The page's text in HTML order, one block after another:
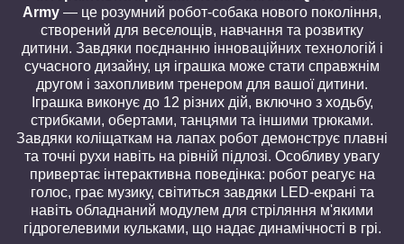
Army — це розумний робот-собака нового покоління,
створений для веселощів, навчання та розвитку
дитини. Завдяки поєднанню інноваційних технологій і
сучасного дизайну, ця іграшка може стати справжнім
другом і захопливим тренером для вашої дитини.
Іграшка виконує до 12 різних дій, включно з ходьбу,
стрибками, обертами, танцями та іншими трюками.
Завдяки коліщаткам на лапах робот демонструє плавні
та точні рухи навіть на рівній підлозі. Особливу увагу
привертає інтерактивна поведінка: робот реагує на
голос, грає музику, світиться завдяки LED-екрані та
навіть обладнаний модулем для стріляння м'якими
гідрогелевими кульками, що надає динамічності в грі.